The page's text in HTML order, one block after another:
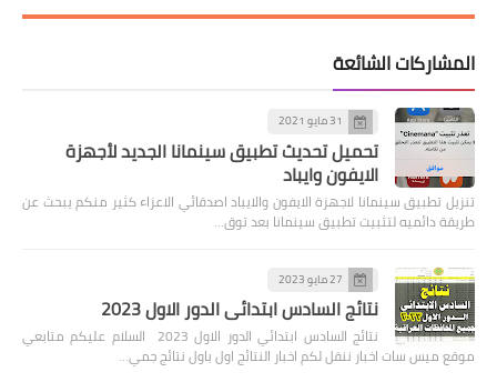
المشاركات الشائعة
31 مايو 2021
تحميل تحديث تطبيق سينمانا الجديد لأجهزة
الايفون وايباد
تنزيل تطبيق سينمانا لاجهزة الايفون والايباد اصدقائي الاعزاء كثير منكم يبحث عن
طريقة دائميه لتثبيت تطبيق سينمانا بعد توق…
27 مايو 2023
نتائج السادس ابتدائي الدور الاول 2023
نتائج السادس ابتدائي الدور الاول 2023 السلام عليكم متابعي
موقع ميس سات اخبار ننقل لكم اخبار النتائج اول باول نتائج جمي…